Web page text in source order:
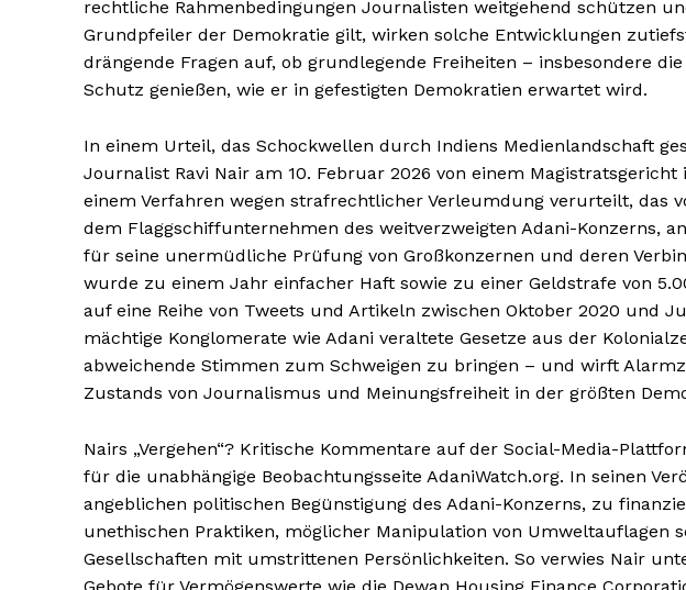
rechtliche Rahmenbedingungen Journalisten weitgehend schützen
Grundpfeiler der Demokratie gilt, wirken solche Entwicklungen
drängende Fragen auf, ob grundlegende Freiheiten – insbesondere
Schutz genießen, wie er in gefestigten Demokratien erwartet wird.
In einem Urteil, das Schockwellen durch Indiens Medienlandschaft
Journalist Ravi Nair am 10. Februar 2026 von einem Magistratsgericht
einem Verfahren wegen strafrechtlicher Verleumdung verurteilt, das
dem Flaggschiffunternehmen des weitverzweigten Adani-Konzerns,
für seine unermüdliche Prüfung von Großkonzernen und deren
wurde zu einem Jahr einfacher Haft sowie zu einer Geldstrafe von
auf eine Reihe von Tweets und Artikeln zwischen Oktober 2020 und
mächtige Konglomerate wie Adani veraltete Gesetze aus der
abweichende Stimmen zum Schweigen zu bringen – und wirft
Zustands von Journalismus und Meinungsfreiheit in der größten
Nairs „Vergehen“? Kritische Kommentare auf der Social-Media-
für die unabhängige Beobachtungsseite AdaniWatch.org. In seinen
angeblichen politischen Begünstigung des Adani-Konzerns, zu
unethischen Praktiken, möglicher Manipulation von Umweltauflagen
Gesellschaften mit umstrittenen Persönlichkeiten. So verwies Nair